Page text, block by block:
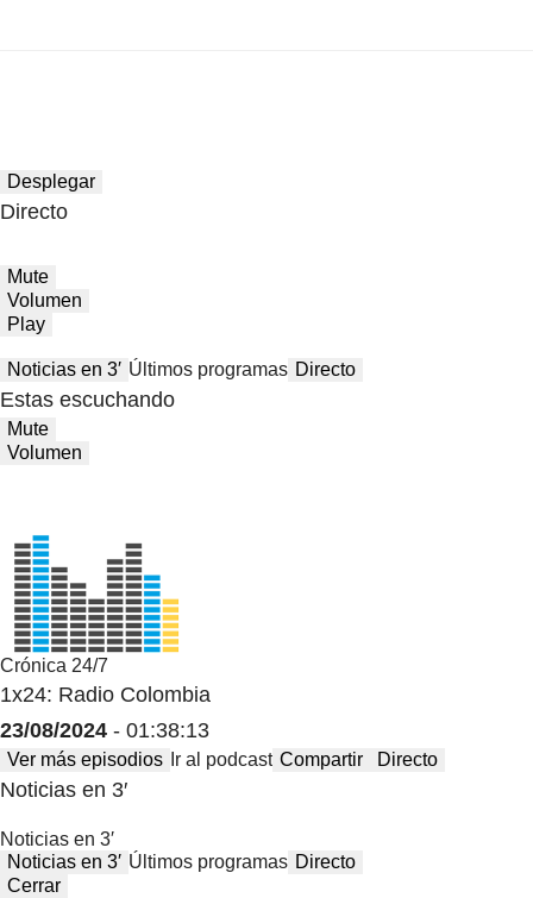
Desplegar
Directo
Mute
Volumen
Play
Noticias en 3′ Últimos programas Directo
Estas escuchando
Mute
Volumen
Crónica 24/7
1x24: Radio Colombia
23/08/2024 - 01:38:13
Ver más episodios Ir al podcast Compartir Directo
Noticias en 3′
Noticias en 3′
Noticias en 3′ Últimos programas Directo
Cerrar